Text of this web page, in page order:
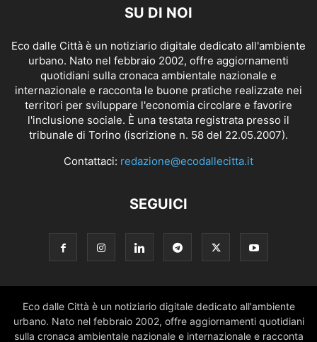
SU DI NOI
Eco dalle Città è un notiziario digitale dedicato all'ambiente
urbano. Nato nel febbraio 2002, offre aggiornamenti
quotidiani sulla cronaca ambientale nazionale e
internazionale e racconta le buone pratiche realizzate nei
territori per sviluppare l'economia circolare e favorire
l'inclusione sociale. È una testata registrata presso il
tribunale di Torino (iscrizione n. 58 del 22.05.2007).
Contattaci: redazione@ecodallecitta.it
SEGUICI
Eco dalle Città è un notiziario digitale dedicato all'ambiente
urbano. Nato nel febbraio 2002, offre aggiornamenti quotidiani
sulla cronaca ambientale nazionale e internazionale e racconta